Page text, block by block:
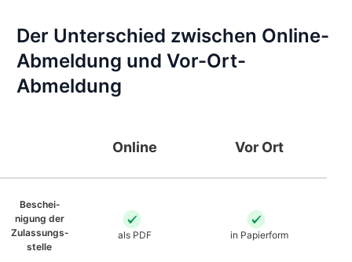
Der Unterschied zwischen Online-
Abmeldung und Vor-Ort-
Abmeldung
Online Vor Ort
Beschei­
nigung der
Zulassungs­
stelle
als PDF in Papierform